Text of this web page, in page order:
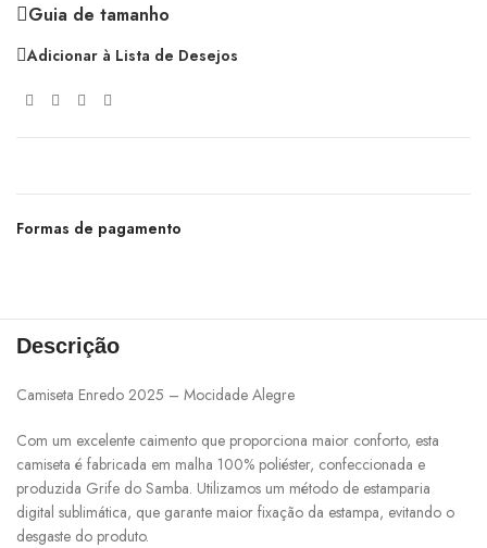
Guia de tamanho
Adicionar à Lista de Desejos
Formas de pagamento
Descrição
Camiseta Enredo 2025 – Mocidade Alegre
Com um excelente caimento que proporciona maior conforto, esta
camiseta é fabricada em malha 100% poliéster, confeccionada e
produzida Grife do Samba. Utilizamos um método de estamparia
digital sublimática, que garante maior fixação da estampa, evitando o
desgaste do produto.